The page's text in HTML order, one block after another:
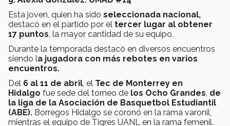
Esta joven, quien ha sido seleccionada nacional,
destacó en el partido por el tercer lugar al obtener
17 puntos , la mayor cantidad de su equipo.
Durante la temporada destacó en diversos encuentros
siendo la jugadora con más rebotes en varios
encuentros.
Del 6 al 11 de abril , el Tec de Monterrey en
Hidalgo fue sede del torneo de los Ocho Grandes de
la liga de la Asociación de Basquetbol Estudiantil
(ABE). Borregos Hidalgo se coronó en la rama varonil,
mientras el equipo de Tigres UANL en la rama femenil.